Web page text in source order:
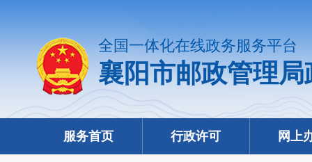
全国一体化在线政务服务平台
襄阳市邮政管理
服务首页 行政许可 网上